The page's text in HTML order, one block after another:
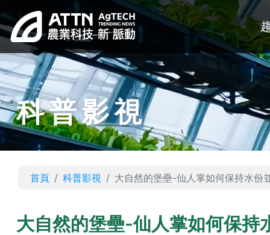
科普影視
首頁 科普影視 大自然的堡壘-仙人掌如何保持水份
大自然的堡壘-仙人掌如何保持